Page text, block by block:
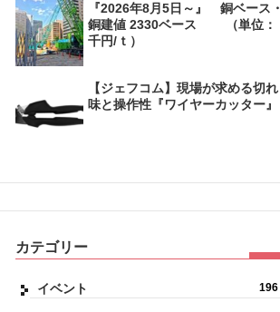
『2026年8月5日～』 銅ベース・
銅建値 2330ベース （単位：
千円/ｔ）
【ジェフコム】現場が求める切れ
味と操作性『ワイヤーカッター』
カテゴリー
イベント 196